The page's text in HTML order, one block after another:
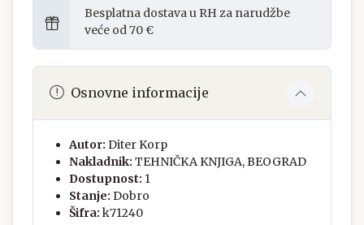
Besplatna dostava u RH za narudžbe
veće od 70 €
Osnovne informacije
Autor: Diter Korp
Nakladnik: TEHNIČKA KNJIGA, BEOGRAD
Dostupnost: 1
Stanje: Dobro
Šifra: k71240